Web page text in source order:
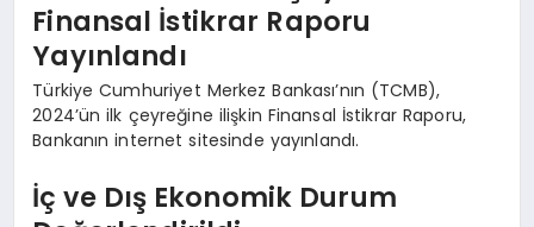
Finansal İstikrar Raporu
Yayınlandı
Türkiye Cumhuriyet Merkez Bankası’nın (TCMB),
2024’ün ilk çeyreğine ilişkin Finansal İstikrar Raporu,
Bankanın internet sitesinde yayınlandı.
İç ve Dış Ekonomik Durum